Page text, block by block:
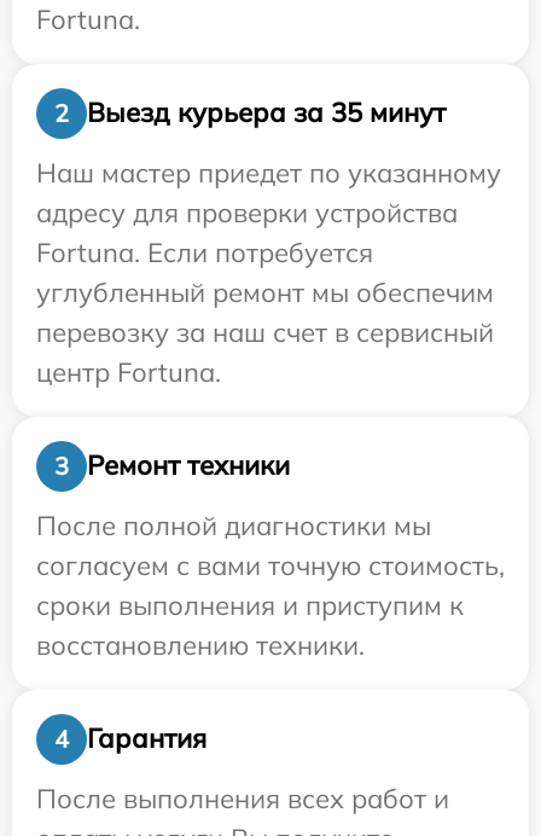
Fortuna.
2
Выезд курьера за 35 минут
Наш мастер приедет по указанному
адресу для проверки устройства
Fortuna. Если потребуется
углубленный ремонт мы обеспечим
перевозку за наш счет в сервисный
центр Fortuna.
3
Ремонт техники
После полной диагностики мы
согласуем с вами точную стоимость,
сроки выполнения и приступим к
восстановлению техники.
4
Гарантия
После выполнения всех работ и